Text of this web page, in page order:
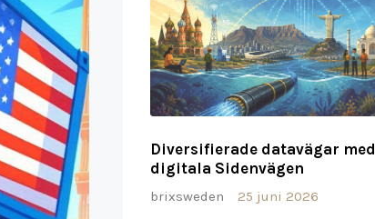
Diversifierade datavägar med
digitala Sidenvägen
brixsweden
25 juni 2026